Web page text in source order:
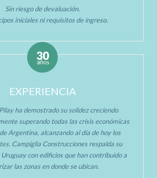
Sin riesgo de devaluación.
iniciales ni requisitos de ingreso.
EXPERIENCIA
ha demostrado su solidez creciendo
superando todas las crisis económicas
Argentina, alcanzando al día de hoy los
Campiglia Construcciones respalda su
con edificios que han contribuido a
las zonas en donde se ubican.